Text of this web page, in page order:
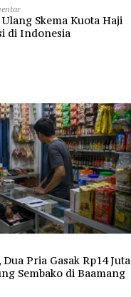
Skema Kuota Haji
di Indonesia
Pria Gasak Rp14 Juta
Sembako di Baamang